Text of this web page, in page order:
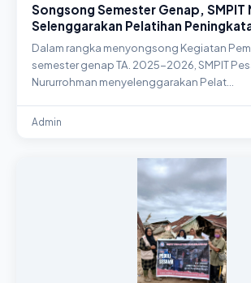
Songsong Semester Genap, SMPIT
Selenggarakan Pelatihan
Profesionalisme Guru
Dalam rangka menyongsong Kegiatan
semester genap TA. 2025-2026, SMPIT
Nururrohman menyelenggarakan Pelat…
Admin